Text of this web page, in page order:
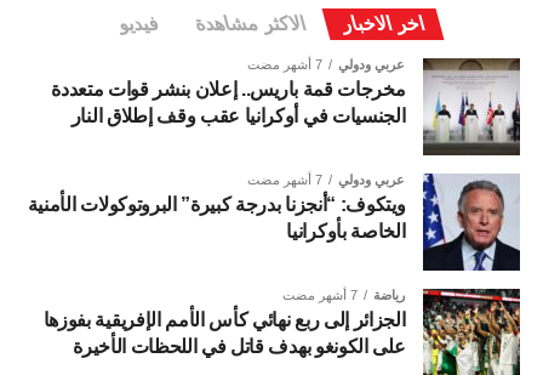
اخر الاخبار الاكثر مشاهدة فيديو
عربي ودولي 7 أشهر مضت
مخرجات قمة باريس.. إعلان بنشر قوات متعددة
الجنسيات في أوكرانيا عقب وقف إطلاق النار
عربي ودولي 7 أشهر مضت
ويتكوف: “أنجزنا بدرجة كبيرة” البروتوكولات الأمنية
الخاصة بأوكرانيا
رياضة 7 أشهر مضت
الجزائر إلى ربع نهائي كأس الأمم الإفريقية بفوزها
على الكونغو بهدف قاتل في اللحظات الأخيرة